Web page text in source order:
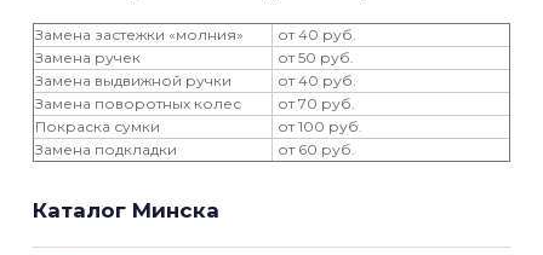
Замена застежки «молния»
от 40 руб.
Замена ручек
от 50 руб.
Замена выдвижной ручки
от 40 руб.
Замена поворотных колес
от 70 руб.
Покраска сумки
от 100 руб.
Замена подкладки
от 60 руб.
Каталог Минска